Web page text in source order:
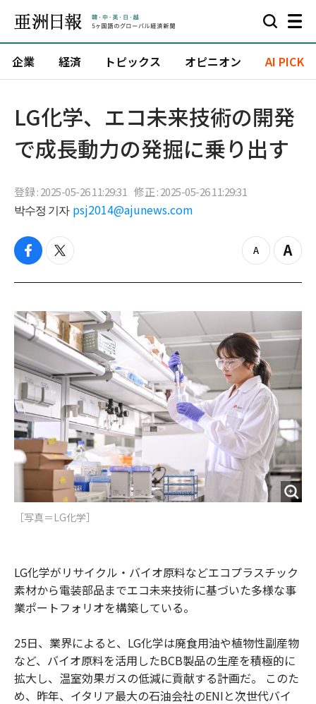
企業 経済 トピックス オピニオン AI PICK
LG化学、エコ未来技術の開発
で成長動力の発掘に乗り出す
登録 : 2025-05-26 11:29:31 修正 : 2025-05-26 11:29:31
박수정 기자 psj2014@ajunews.com
f
c
b
o
o
t
i
t
e
r
z
o
o
t
Z
o
i
［写真＝LG化学］
LG化学がリサイクル・バイオ原料などエコプラスチック
素材から電装部品までエコ未来技術に基づいた多様な事
業ポートフォリオを構築している。
25日、業界によると、LG化学は廃食用油や植物性副産物
など、バイオ原料を活用したBCB製品の生産を積極的に
拡大し、温室効果ガスの低減に貢献する計画だ。 このた
め、昨年、イタリア最大の石油会社のENIと次世代バイ